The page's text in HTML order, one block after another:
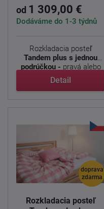
od 1 309,00 €
Dodáváme do 1-3 týdnů
Rozkladacia posteľ
Tandem plus s jednou
podrúčkou - pravá alebo
ľavá - ...
Detail
doprava
zdarma
Rozkladacia posteľ